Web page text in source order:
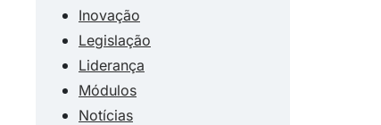
Inovação
Legislação
Liderança
Módulos
Notícias